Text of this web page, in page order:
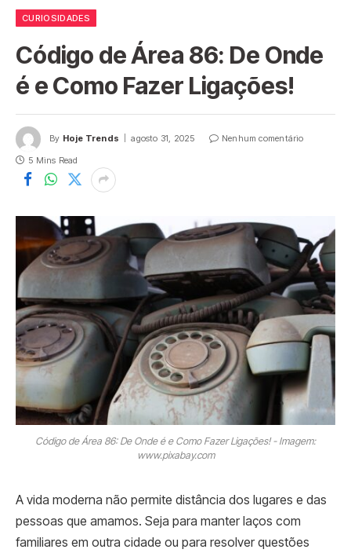
CURIOSIDADES
Código de Área 86: De Onde
é e Como Fazer Ligações!
By Hoje Trends agosto 31, 2025
Nenhum comentário
5 Mins Read
Código de Área 86: De Onde é e Como Fazer Ligações! - Imagem:
www.pixabay.com
A vida moderna não permite distância dos lugares e das
pessoas que amamos. Seja para manter laços com
familiares em outra cidade ou para resolver questões